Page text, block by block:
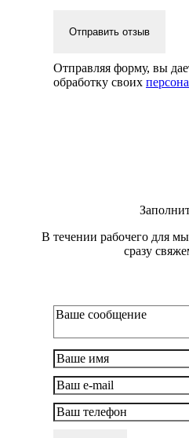
Отправить отзыв
Отправляя форму, вы
обработку своих
В течении рабочего для
сразу